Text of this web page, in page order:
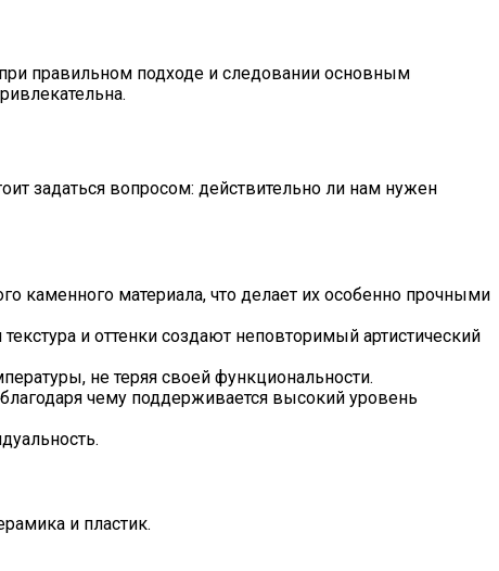
правильном подходе и следовании основным
задаться вопросом: действительно ли нам нужен
каменного материала, что делает их особенно прочными
и оттенки создают неповторимый артистический
не теряя своей функциональности.
чему поддерживается высокий уровень
и пластик.